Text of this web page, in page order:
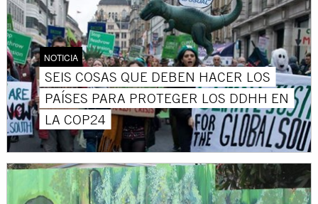
NOTICIA
SEIS COSAS QUE DEBEN HACER LOS
PAÍSES PARA PROTEGER LOS DDHH EN
LA COP24